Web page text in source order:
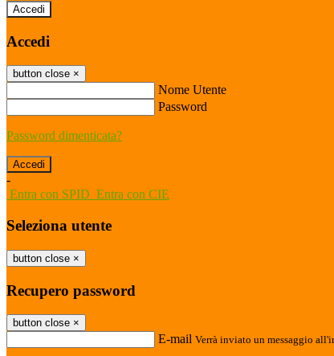
Accedi
Accedi
button close ×
Nome Utente
Password
Password dimenticata?
-
Entra con SPID Entra con CIE
Seleziona utente
button close ×
Recupero password
button close ×
E-mail Verrà inviato un messaggio